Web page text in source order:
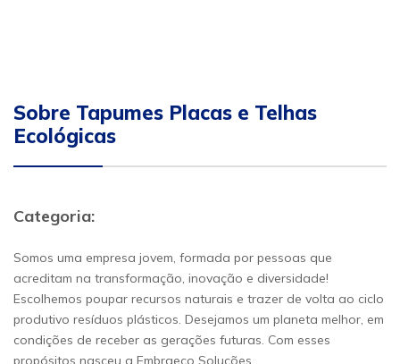
Sobre Tapumes Placas e Telhas
Ecológicas
Categoria:
Somos uma empresa jovem, formada por pessoas que
acreditam na transformação, inovação e diversidade!
Escolhemos poupar recursos naturais e trazer de volta ao ciclo
produtivo resíduos plásticos. Desejamos um planeta melhor, em
condições de receber as gerações futuras. Com esses
propósitos nasceu a Embraeco Soluções.